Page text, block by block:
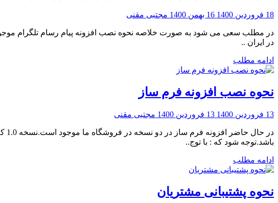
18 فروردین 1400 16 بهمن 1400 مجتبی مقنی
در مطلب سعی می شود به صورت خلاصه نحوه نصب افزونه پیام رسام تلگرام موجود
در ایران ..
ادامه مطلب
نحوه نصب افزونه فرم ساز
13 فروردین 1400 13 فروردین 1400 مجتبی مقنی
باشد.توجه شود که : با توج..
ادامه مطلب
نحوه پشتیبانی مشتریان